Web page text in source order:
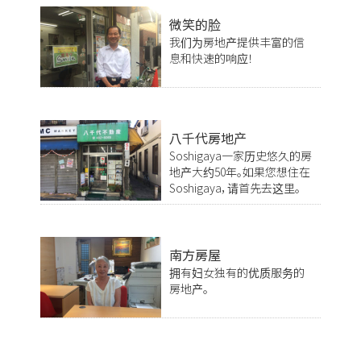
微笑的脸
我们为房地产提供丰富的信
息和快速的响应！
八千代房地产
Soshigaya一家历史悠久的房
地产大约50年。如果您想住在
Soshigaya，请首先去这里。
南方房屋
拥有妇女独有的优质服务的
房地产。